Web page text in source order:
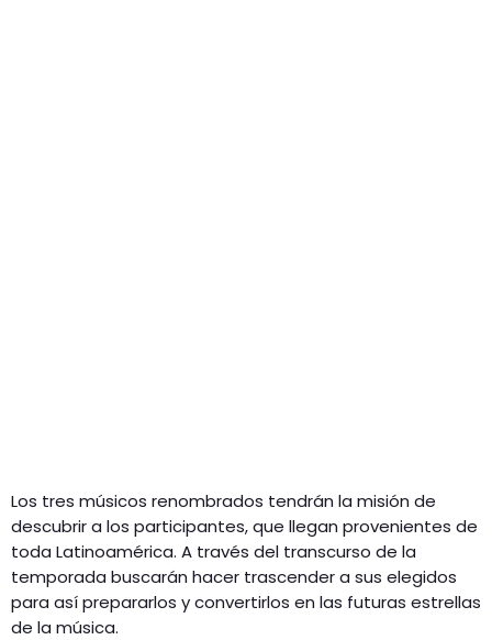
Los tres músicos renombrados tendrán la misión de
descubrir a los participantes, que llegan provenientes de
toda Latinoamérica. A través del transcurso de la
temporada buscarán hacer trascender a sus elegidos
para así prepararlos y convertirlos en las futuras estrellas
de la música.